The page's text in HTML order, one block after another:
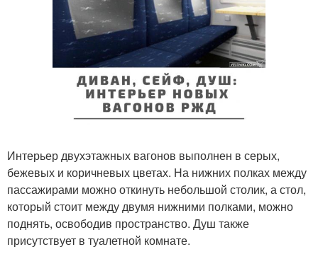
Интерьер двухэтажных вагонов выполнен в серых,
бежевых и коричневых цветах. На нижних полках между
пассажирами можно откинуть небольшой столик, а стол,
который стоит между двумя нижними полками, можно
поднять, освободив пространство. Душ также
присутствует в туалетной комнате.